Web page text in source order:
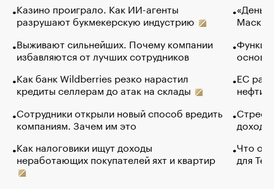
Казино проиграло. Как ИИ-агенты
разрушают букмекерскую индустрию
Выживают сильнейших. Почему компании
избавляются от лучших сотрудников
Как банк Wildberries резко нарастил
кредиты селлерам до атак на склады
Сотрудники открыли новый способ вредить
компаниям. Зачем им это
Как налоговики ищут доходы
неработающих покупателей яхт и квартир
Маск в
основ
ЕС
нефти
Что
для